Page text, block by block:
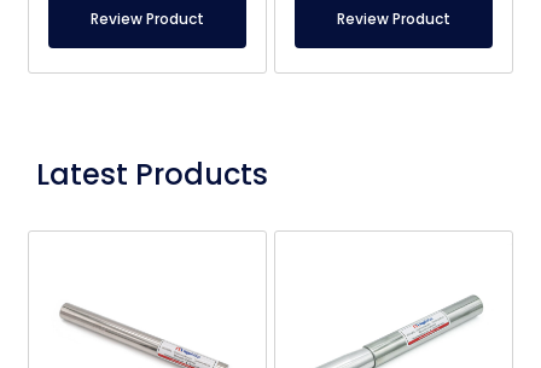
Review Product Review Product
Latest Products